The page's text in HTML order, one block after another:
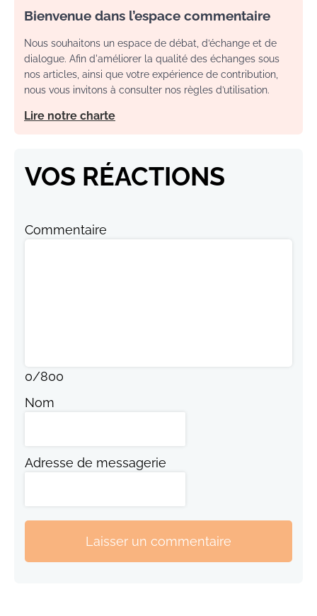
Bienvenue dans l’espace commentaire
Nous souhaitons un espace de débat, d’échange et de
dialogue. Afin d'améliorer la qualité des échanges sous
nos articles, ainsi que votre expérience de contribution,
nous vous invitons à consulter nos règles d’utilisation.
Lire notre charte
VOS RÉACTIONS
Commentaire
0/800
Nom
Adresse de messagerie
Laisser un commentaire